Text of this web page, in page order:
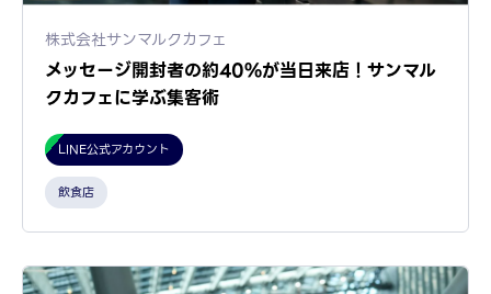
株式会社サンマルクカフェ
メッセージ開封者の約40%が当日来店！サンマル
クカフェに学ぶ集客術
LINE公式アカウント
飲食店